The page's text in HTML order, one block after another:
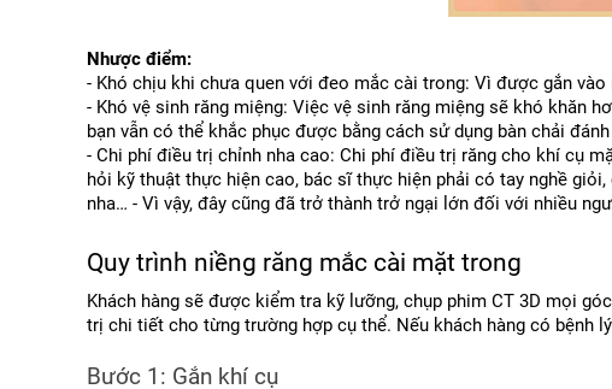
Nhược điểm:
- Khó chịu khi chưa quen với đeo mắc cài trong: Vì được gắn
- Khó vệ sinh răng miệng: Việc vệ sinh răng miệng sẽ khó khăn
bạn vẫn có thể khắc phục được bằng cách sử dụng bàn chải
- Chi phí điều trị chỉnh nha cao: Chi phí điều trị răng cho khí cụ
hỏi kỹ thuật thực hiện cao, bác sĩ thực hiện phải có tay nghề
nha… - Vì vậy, đây cũng đã trở thành trở ngại lớn đối với nhiều
Quy trình niềng răng mắc cài mặt trong
Khách hàng sẽ được kiểm tra kỹ lưỡng, chụp phim CT 3D mọi
trị chi tiết cho từng trường hợp cụ thể. Nếu khách hàng có bệnh
Bước 1: Gắn khí cụ